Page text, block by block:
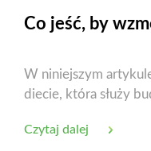
Co jeść, by
W niniejszym
diecie, która służy
Czytaj dalej